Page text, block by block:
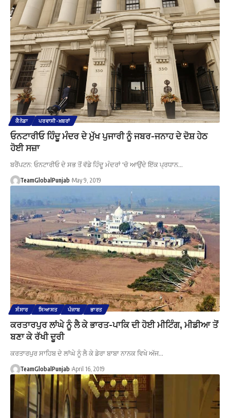
ਕੈਨੇਡਾ ਪਰਵਾਸੀ-ਖ਼ਬਰਾਂ
ਓਨਟਾਰੀਓ ਹਿੰਦੂ ਮੰਦਰ ਦੇ ਮੁੱਖ ਪੁਜਾਰੀ ਨੂੰ ਜਬਰ-ਜਨਾਹ ਦੇ ਦੋਸ਼ ਹੇਠ
ਹੋਈ ਸਜ਼ਾ
ਬਰੈਂਪਟਨ: ਓਨਟਾਰੀਓ ਦੇ ਸਭ ਤੋਂ ਵੱਡੇ ਹਿੰਦੂ ਮੰਦਰਾਂ 'ਚੋ ਆਉਂਦੇ ਇੱਕ ਪ੍ਰਧਾਨ…
TeamGlobalPunjab May 9, 2019
ਸੰਸਾਰ ਸਿਆਸਤ ਪੰਜਾਬ ਭਾਰਤ
ਕਰਤਾਰਪੁਰ ਲਾਂਘੇ ਨੂੰ ਲੈ ਕੇ ਭਾਰਤ-ਪਾਕਿ ਦੀ ਹੋਈ ਮੀਟਿੰਗ, ਮੀਡੀਆ ਤੋਂ
ਬਣਾ ਕੇ ਰੱਖੀ ਦੂਰੀ
ਕਰਤਾਰਪੁਰ ਸਾਹਿਬ ਦੇ ਲਾਂਘੇ ਨੂੰ ਲੈ ਕੇ ਡੇਰਾ ਬਾਬਾ ਨਾਨਕ ਵਿਖੇ ਅੱਜ…
TeamGlobalPunjab April 16, 2019